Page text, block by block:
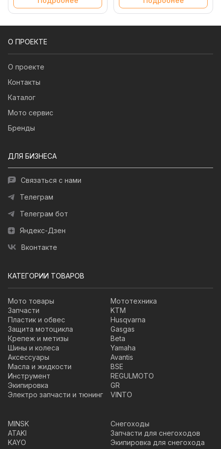
О ПРОЕКТЕ
О проекте
Контакты
Каталог
Мото сервис
Бренды
ДЛЯ БИЗНЕСА
Связаться с нами
Телеграм
Телеграм бот
Яндекс-Дзен
Вконтакте
КАТЕГОРИИ ТОВАРОВ
Мото товары
Запчасти
Пластик и обвес
Защита мотоцикла
Крепеж и метизы
Шины и колеса
Аксессуары
Масла и жидкости
Инструмент
Экипировка
Электро запчасти и тюнинг
Мототехника
KTM
Husqvarna
Gasgas
Beta
Yamaha
Avantis
BSE
REGULMOTO
GR
VINTO
MINSK
ATAKI
KAYO
Снегоходы
Запчасти для снегоходов
Экипировка для снегохода